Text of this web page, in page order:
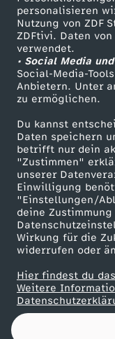
personalisieren
Nutzung von ZDF
ZDFtivi. Daten
verwendet.
• Social Media
Social-Media-
Anbietern. Unter
zu ermöglichen.
Du kannst
Daten speichern
betrifft nur dein
"Zustimmen"
unserer
Einwilligung
"Einstellungen/
deine
Wirkung für die
widerrufen oder
Hier findest du
Weitere
b
e
r
t
s
K
o
m
p
o
ZDF Unternehmen
Karriere
ZDF goes Schule
Werbefernsehen
Mainzelmännchen
Partner